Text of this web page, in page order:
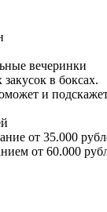
вечеринки
в боксах.
и
от 35.000
от 60.000